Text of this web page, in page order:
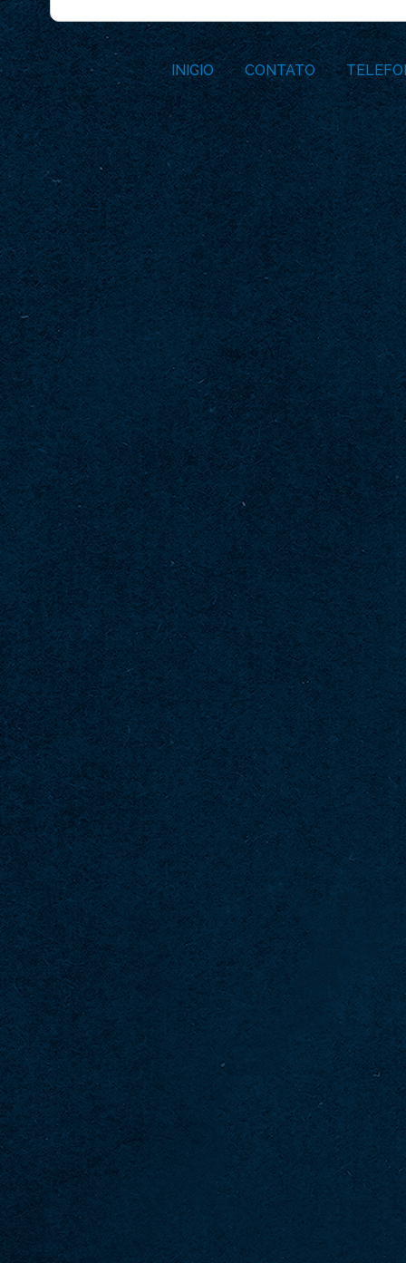
INICIO CONTATO